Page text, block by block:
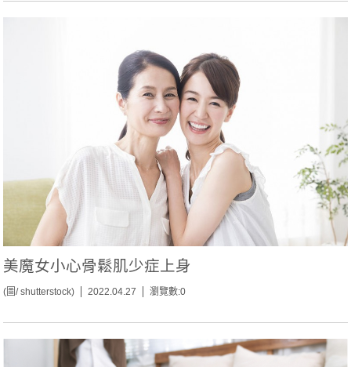
美魔女小心骨鬆肌少症上身
(圖/ shutterstock) 2022.04.27 瀏覽數:0